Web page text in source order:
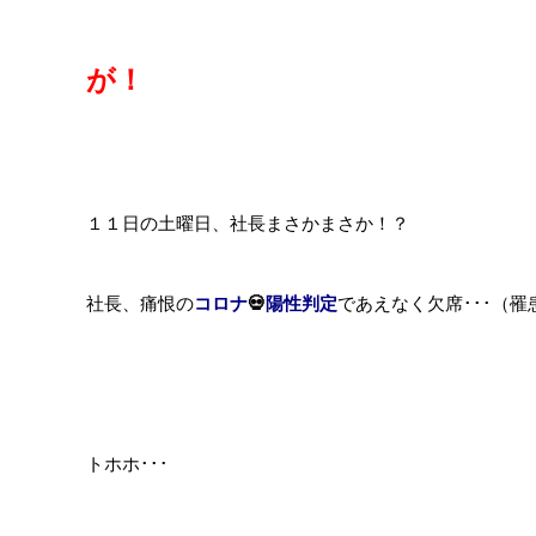
が！
１１日の土曜日、社長まさかまさか！？
社長、痛恨のコロナ💀陽性判 定であえなく欠席･･･（罹
トホホ･･･